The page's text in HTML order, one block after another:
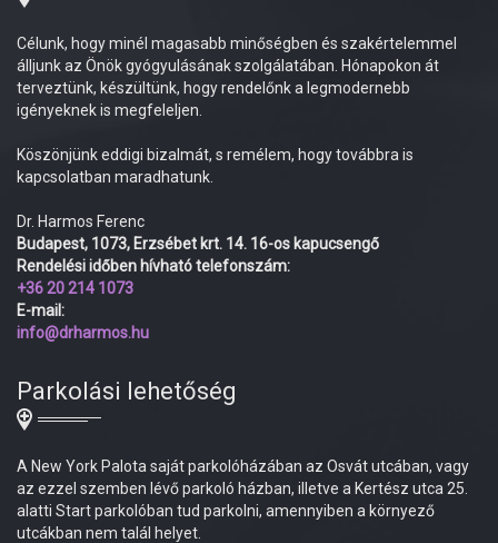
Célunk, hogy minél magasabb minőségben és szakértelemmel
álljunk az Önök gyógyulásának szolgálatában. Hónapokon át
terveztünk, készültünk, hogy rendelőnk a legmodernebb
igényeknek is megfeleljen.
Köszönjünk eddigi bizalmát, s remélem, hogy továbbra is
kapcsolatban maradhatunk.
Dr. Harmos Ferenc
Budapest, 1073, Erzsébet krt. 14. 16-os kapucsengő
Rendelési időben hívható telefonszám:
+36 20 214 1073
E-mail:
info@drharmos.hu
Parkolási lehetőség
A New York Palota saját parkolóházában az Osvát utcában, vagy
az ezzel szemben lévő parkoló házban, illetve a Kertész utca 25.
alatti Start parkolóban tud parkolni, amennyiben a környező
utcákban nem talál helyet.